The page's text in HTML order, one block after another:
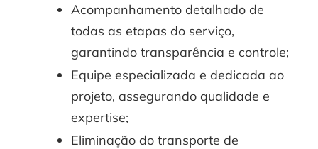
Acompanhamento detalhado de
todas as etapas do serviço,
garantindo transparência e controle;
Equipe especializada e dedicada ao
projeto, assegurando qualidade e
expertise;
Eliminação do transporte de